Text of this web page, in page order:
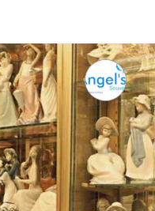
Palmeras, Local R21,
ESCRÍBENOS